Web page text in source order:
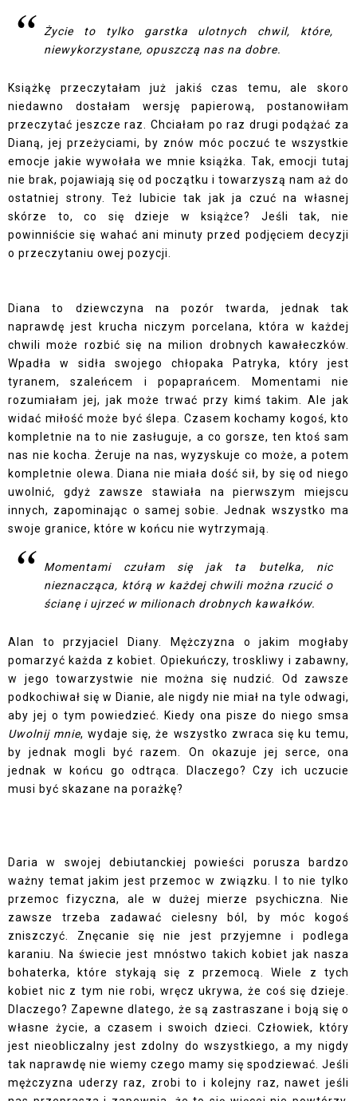
Życie to tylko garstka ulotnych chwil, które,
niewykorzystane, opuszczą nas na dobre.
Książkę przeczytałam już jakiś czas temu, ale skoro
niedawno dostałam wersję papierową, postanowiłam
przeczytać jeszcze raz. Chciałam po raz drugi podążać za
Dianą, jej przeżyciami, by znów móc poczuć te wszystkie
emocje jakie wywołała we mnie książka. Tak, emocji tutaj
nie brak, pojawiają się od początku i towarzyszą nam aż do
ostatniej strony. Też lubicie tak jak ja czuć na własnej
skórze to, co się dzieje w książce? Jeśli tak, nie
powinniście się wahać ani minuty przed podjęciem decyzji
o przeczytaniu owej pozycji.
Diana to dziewczyna na pozór twarda, jednak tak
naprawdę jest krucha niczym porcelana, która w każdej
chwili może rozbić się na milion drobnych kawałeczków.
Wpadła w sidła swojego chłopaka Patryka, który jest
tyranem, szaleńcem i popaprańcem. Momentami nie
rozumiałam jej, jak może trwać przy kimś takim. Ale jak
widać miłość może być ślepa. Czasem kochamy kogoś, kto
kompletnie na to nie zasługuje, a co gorsze, ten ktoś sam
nas nie kocha. Żeruje na nas, wyzyskuje co może, a potem
kompletnie olewa. Diana nie miała dość sił, by się od niego
uwolnić, gdyż zawsze stawiała na pierwszym miejscu
innych, zapominając o samej sobie. Jednak wszystko ma
swoje granice, które w końcu nie wytrzymają.
Momentami czułam się jak ta butelka, nic
nieznacząca, którą w każdej chwili można rzucić o
ścianę i ujrzeć w milionach drobnych kawałków.
Alan to przyjaciel Diany. Mężczyzna o jakim mogłaby
pomarzyć każda z kobiet. Opiekuńczy, troskliwy i zabawny,
w jego towarzystwie nie można się nudzić. Od zawsze
podkochiwał się w Dianie, ale nigdy nie miał na tyle odwagi,
aby jej o tym powiedzieć. Kiedy ona pisze do niego smsa
Uwolnij mnie, wydaje się, że wszystko zwraca się ku temu,
by jednak mogli być razem. On okazuje jej serce, ona
jednak w końcu go odtrąca. Dlaczego? Czy ich uczucie
musi być skazane na porażkę?
Daria w swojej debiutanckiej powieści porusza bardzo
ważny temat jakim jest przemoc w związku. I to nie tylko
przemoc fizyczna, ale w dużej mierze psychiczna. Nie
zawsze trzeba zadawać cielesny ból, by móc kogoś
zniszczyć. Znęcanie się nie jest przyjemne i podlega
karaniu. Na świecie jest mnóstwo takich kobiet jak nasza
bohaterka, które stykają się z przemocą. Wiele z tych
kobiet nic z tym nie robi, wręcz ukrywa, że coś się dzieje.
Dlaczego? Zapewne dlatego, że są zastraszane i boją się o
własne życie, a czasem i swoich dzieci. Człowiek, który
jest nieobliczalny jest zdolny do wszystkiego, a my nigdy
tak naprawdę nie wiemy czego mamy się spodziewać. Jeśli
mężczyzna uderzy raz, zrobi to i kolejny raz, nawet jeśli